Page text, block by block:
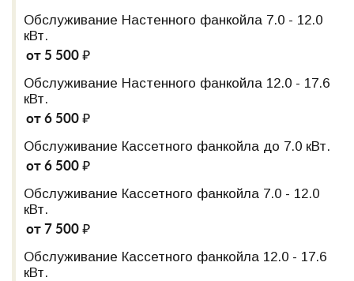
Обслуживание Настенного фанкойла 7.0 - 12.0
кВт.
от 5 500 ₽
Обслуживание Настенного фанкойла 12.0 - 17.6
кВт.
от 6 500 ₽
Обслуживание Кассетного фанкойла до 7.0 кВт.
от 6 500 ₽
Обслуживание Кассетного фанкойла 7.0 - 12.0
кВт.
от 7 500 ₽
Обслуживание Кассетного фанкойла 12.0 - 17.6
кВт.